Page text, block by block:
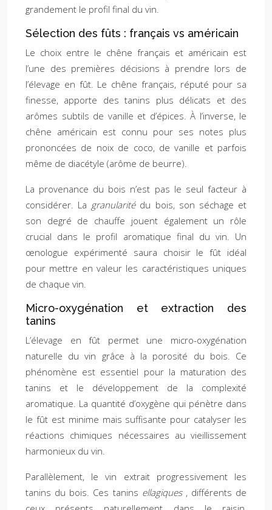
grandement le profil final du vin.
Sélection des fûts : français vs américain
Le choix entre le chêne français et américain est
l’une des premières décisions à prendre lors de
l’élevage en fût. Le chêne français, réputé pour sa
finesse, apporte des tanins plus délicats et des
arômes subtils de vanille et d’épices. À l’inverse, le
chêne américain est connu pour ses notes plus
prononcées de noix de coco, de vanille et parfois
même de diacétyle (arôme de beurre).
La provenance du bois n’est pas le seul facteur à
considérer. La granularité du bois, son séchage et
son degré de chauffe jouent également un rôle
crucial dans le profil aromatique final du vin. Un
œnologue expérimenté saura choisir le fût idéal
pour mettre en valeur les caractéristiques uniques
de chaque vin.
Micro-oxygénation et extraction des
tanins
L’élevage en fût permet une micro-oxygénation
naturelle du vin grâce à la porosité du bois. Ce
phénomène est essentiel pour la maturation des
tanins et le développement de la complexité
aromatique. La quantité d’oxygène qui pénètre dans
le fût est minime mais suffisante pour catalyser les
réactions chimiques nécessaires au vieillissement
harmonieux du vin.
Parallèlement, le vin extrait progressivement les
tanins du bois. Ces tanins ellagiques , différents de